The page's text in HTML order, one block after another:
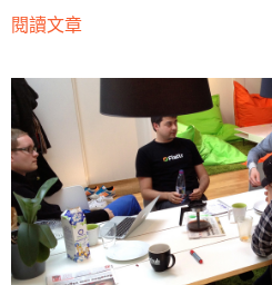
閱讀文章